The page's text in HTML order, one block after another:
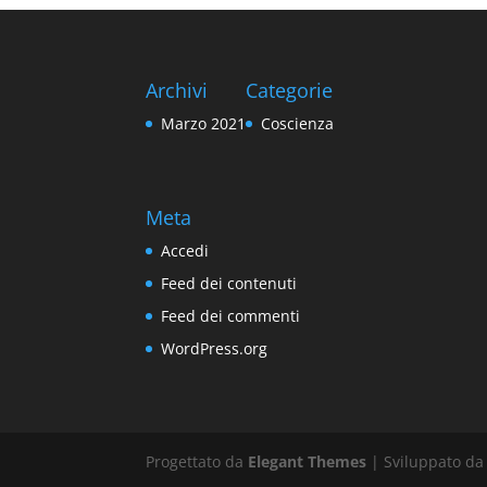
Archivi
Marzo 2021
Categorie
Coscienza
Meta
Accedi
Feed dei contenuti
Feed dei commenti
WordPress.org
Progettato da Elegant Themes | Sviluppato